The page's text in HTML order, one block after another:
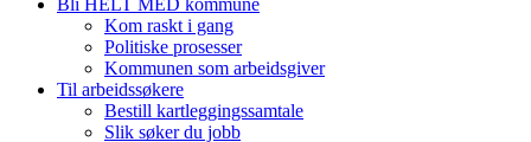
Bli HELT MED kommune
Kom raskt i gang
Politiske prosesser
Kommunen som arbeidsgiver
Til arbeidssøkere
Bestill kartleggingssamtale
Slik søker du jobb